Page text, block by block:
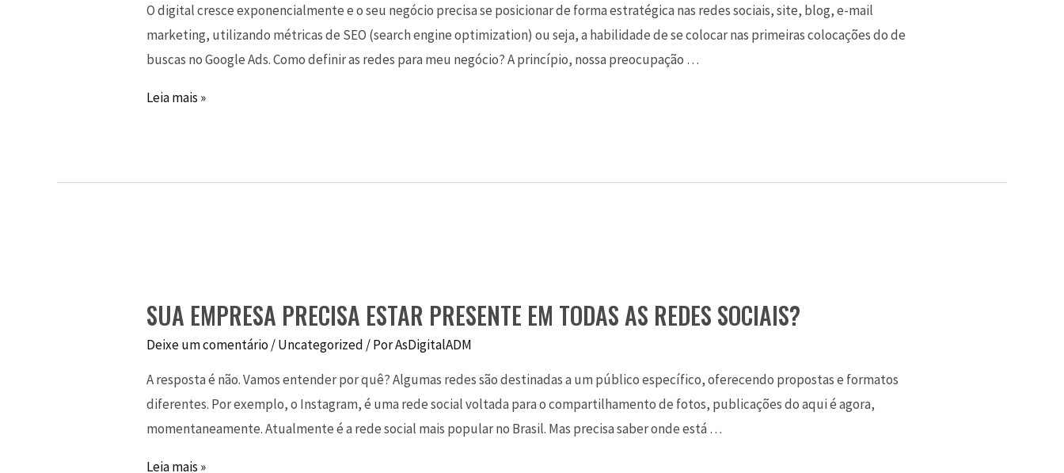
O digital cresce exponencialmente e o seu negócio precisa se posicionar de forma estratégica nas redes sociais, site, blog, e-mail
marketing, utilizando métricas de SEO (search engine optimization) ou seja, a habilidade de se colocar nas primeiras colocações do de
buscas no Google Ads. Como definir as redes para meu negócio? A princípio, nossa preocupação …
Leia mais »
SUA EMPRESA PRECISA ESTAR PRESENTE EM TODAS AS REDES SOCIAIS?
Deixe um comentário/Uncategorized / PorAsDigitalADM
A resposta é não. Vamos entender por quê? Algumas redes são destinadas a um público específico, oferecendo propostas e formatos
diferentes. Por exemplo, o Instagram, é uma rede social voltada para o compartilhamento de fotos, publicações do aqui é agora,
momentaneamente. Atualmente é a rede social mais popular no Brasil. Mas precisa saber onde está …
Leia mais »